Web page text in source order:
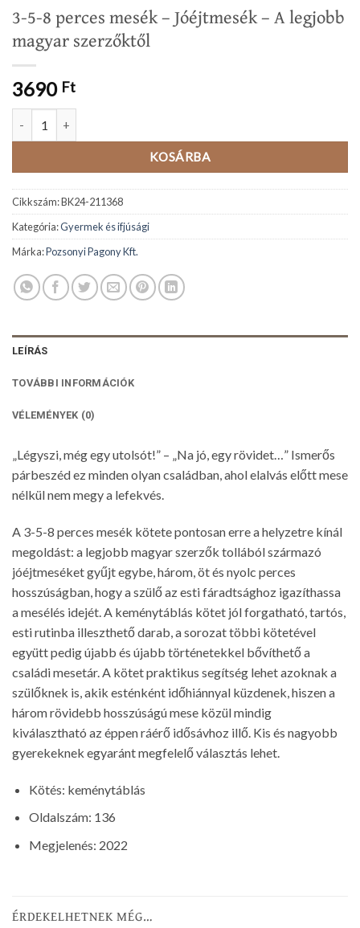
3-5-8 perces mesék – Jóéjtmesék – A legjobb
magyar szerzőktől
3690 Ft
KOSÁRBA
Cikkszám:BK24-211368
Kategória:Gyermek és ifjúsági
Márka:Pozsonyi Pagony Kft.
LEÍRÁS
TOVÁBBI INFORMÁCIÓK
VÉLEMÉNYEK (0)
„Légyszi, még egy utolsót!” – „Na jó, egy rövidet…” Ismerős
párbeszéd ez minden olyan családban, ahol elalvás előtt mese
nélkül nem megy a lefekvés.
A 3-5-8 perces mesék kötete pontosan erre a helyzetre kínál
megoldást: a legjobb magyar szerzők tollából származó
jóéjtmeséket gyűjt egybe, három, öt és nyolc perces
hosszúságban, hogy a szülő az esti fáradtsághoz igazíthassa
a mesélés idejét. A keménytáblás kötet jól forgatható, tartós,
esti rutinba illeszthető darab, a sorozat többi kötetével
együtt pedig újabb és újabb történetekkel bővíthető a
családi mesetár. A kötet praktikus segítség lehet azoknak a
szülőknek is, akik esténként időhiánnyal küzdenek, hiszen a
három rövidebb hosszúságú mese közül mindig
kiválasztható az éppen ráérő idősávhoz illő. Kis és nagyobb
gyerekeknek egyaránt megfelelő választás lehet.
Kötés: keménytáblás
Oldalszám: 136
Megjelenés: 2022
ÉRDEKELHETNEK MÉG…